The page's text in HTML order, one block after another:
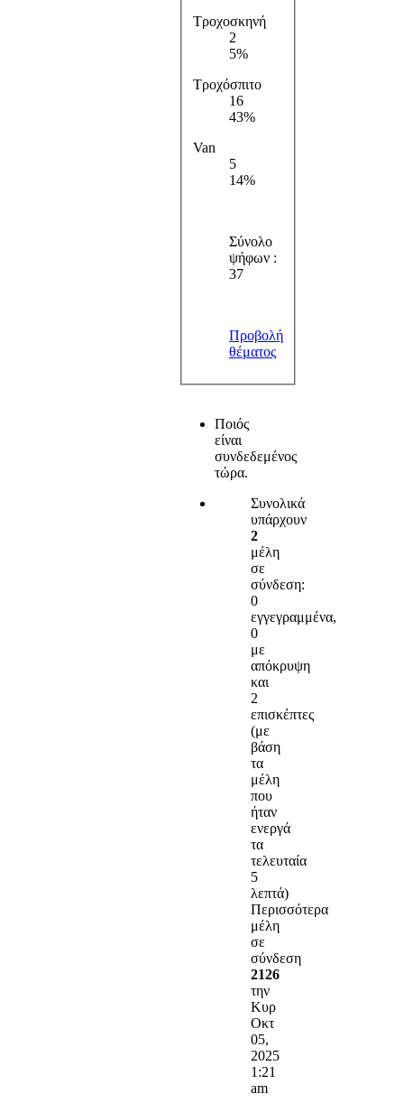
Τροχοσκηνή
2
5%
Τροχόσπιτο
16
43%
Van
5
14%
Σύνολο
ψήφων :
37
Προβολή
θέματος
Ποιός
είναι
συνδεδεμένος
τώρα.
Συνολικά
υπάρχουν
2
μέλη
σε
σύνδεση:
0
εγγεγραμμένα,
0
με
απόκρυψη
και
2
επισκέπτες
(με
βάση
τα
μέλη
που
ήταν
ενεργά
τα
τελευταία
5
λεπτά)
Περισσότερα
μέλη
σε
σύνδεση
2126
την
Κυρ
Οκτ
05,
2025
1:21
am